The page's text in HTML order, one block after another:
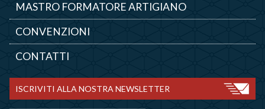
MASTRO FORMATORE ARTIGIANO
CONVENZIONI
CONTATTI
ISCRIVITI ALLA NOSTRA NEWSLETTER